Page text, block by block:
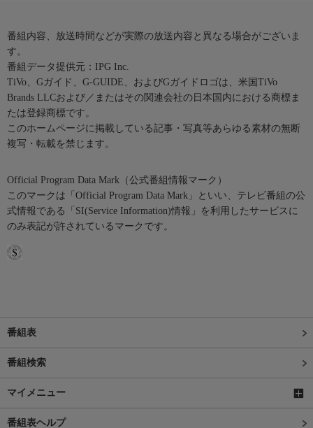
番組内容、放送時間などが実際の放送内容と異なる場合がございま
す。
番組データ提供元：IPG Inc.
TiVo、Gガイド、G-GUIDE、およびGガイドロゴは、米国TiVo
Brands LLCおよび／またはその関連会社の日本国内における商標ま
たは登録商標です。
このホームページに掲載している記事・写真等あらゆる素材の無断
複写・転載を禁じます。
Official Program Data Mark（公式番組情報マーク）
このマークは「Official Program Data Mark」といい、テレビ番組の公
式情報である「SI(Service Information)情報」を利用したサービスに
のみ表記が許されているマークです。
番組表
番組検索
マイメニュー
番組表ヘルプ